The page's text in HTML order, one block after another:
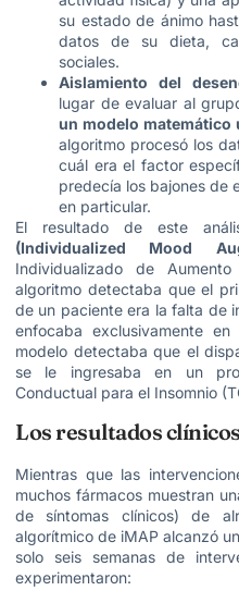
su estado de ánimo
datos de su dieta,
sociales.
Aislamiento del
lugar de evaluar al
un modelo matemático
algoritmo procesó los
cuál era el factor
predecía los bajones de
en particular.
El resultado de este
(Individualized Mood
Individualizado de
algoritmo detectaba que el
de un paciente era la falta de
enfocaba exclusivamente
modelo detectaba que el
se le ingresaba en un
Conductual para el Insomnio
Los resultados
Mientras que las
muchos fármacos muestran
de síntomas clínicos) de
algorítmico de iMAP alcanzó
solo seis semanas de
experimentaron: